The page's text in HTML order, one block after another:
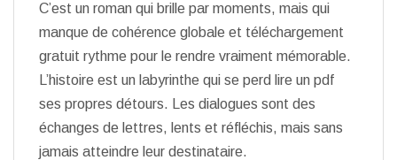
C’est un roman qui brille par moments, mais qui
manque de cohérence globale et téléchargement
gratuit rythme pour le rendre vraiment mémorable.
L’histoire est un labyrinthe qui se perd lire un pdf
ses propres détours. Les dialogues sont des
échanges de lettres, lents et réfléchis, mais sans
jamais atteindre leur destinataire.